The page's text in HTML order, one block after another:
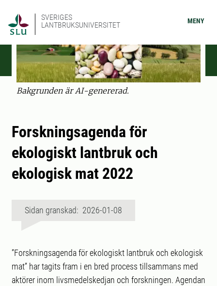
SVERIGES
LANTBRUKSUNIVERSITET
MENY
Bakgrunden är AI-genererad.
Forskningsagenda för
ekologiskt lantbruk och
ekologisk mat 2022
Sidan granskad: 2026-01-08
”Forskningsagenda för ekologiskt lantbruk och ekologisk
mat” har tagits fram i en bred process tillsammans med
aktörer inom livsmedelskedjan och forskningen. Agendan